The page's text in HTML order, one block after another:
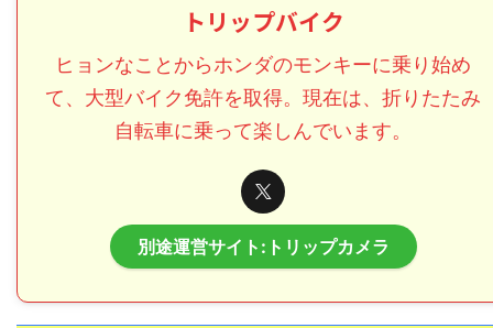
トリップバイク
ヒョンなことからホンダのモンキーに乗り始め
て、大型バイク免許を取得。現在は、折りたたみ
自転車に乗って楽しんでいます。
別途運営サイト:トリップカメラ